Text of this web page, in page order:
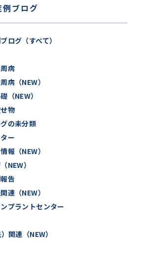
ブログ
ログ（すべて）
病
病（NEW）
（NEW）
物
の未分類
ー
報（NEW）
NEW）
告
連（NEW）
プラントセンター
関連（NEW）